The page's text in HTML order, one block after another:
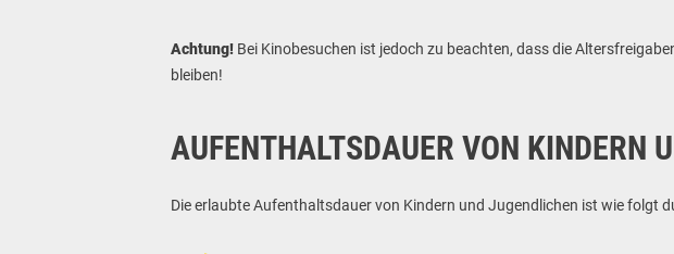
Achtung! Bei Kinobesuchen ist jedoch zu beachten, dass die
bleiben!
AUFENTHALTSDAUER VON KINDERN
Die erlaubte Aufenthaltsdauer von Kindern und Jugendlichen ist wie folgt